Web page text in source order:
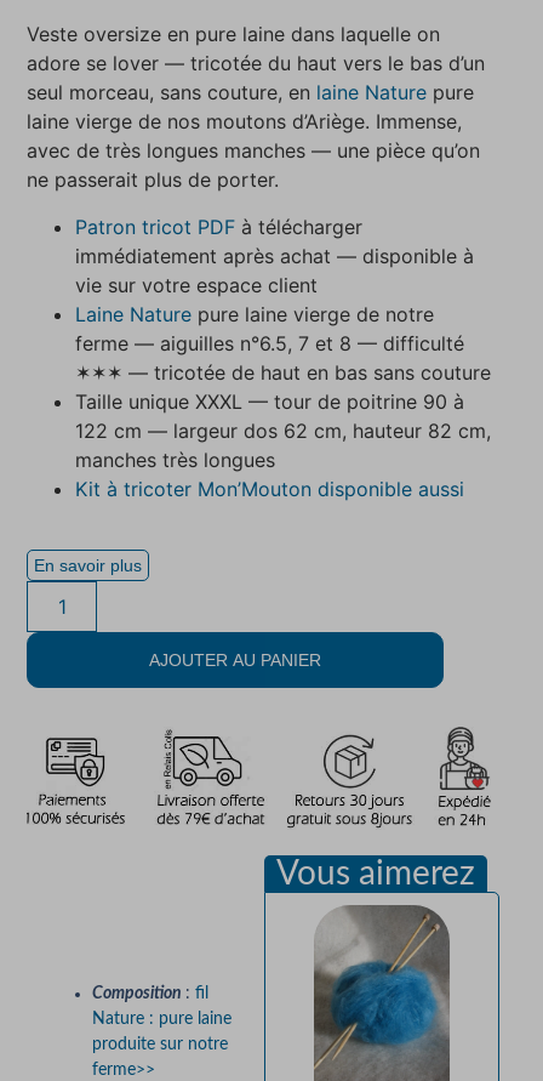
Veste oversize en pure laine dans laquelle on
adore se lover — tricotée du haut vers le bas d’un
seul morceau, sans couture, en laine Nature pure
laine vierge de nos moutons d’Ariège. Immense,
avec de très longues manches — une pièce qu’on
ne passerait plus de porter.
Patron tricot PDF à télécharger
immédiatement après achat — disponible à
vie sur votre espace client
Laine Nature pure laine vierge de notre
ferme — aiguilles n°6.5, 7 et 8 — difficulté
✶✶✶ — tricotée de haut en bas sans couture
Taille unique XXXL — tour de poitrine 90 à
122 cm — largeur dos 62 cm, hauteur 82 cm,
manches très longues
Kit à tricoter Mon’Mouton disponible aussi
En savoir plus
AJOUTER AU PANIER
Composition : fil
Nature : pure laine
produite sur notre
ferme>>
Vous aimerez